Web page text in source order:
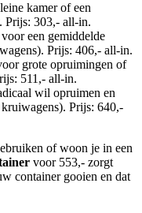
kamer of een
Prijs: 303,- all-in.
een gemiddelde
Prijs: 406,- all-in.
grote opruimingen of
511,- all-in.
wil opruimen en
Prijs: 640,-
of woon je in een
voor 553,- zorgt
container gooien en dat